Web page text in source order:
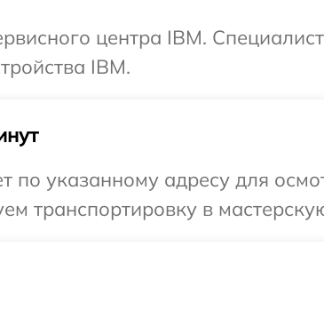
центра IBM.
IBM.
по указанному адресу для
транспортировку в